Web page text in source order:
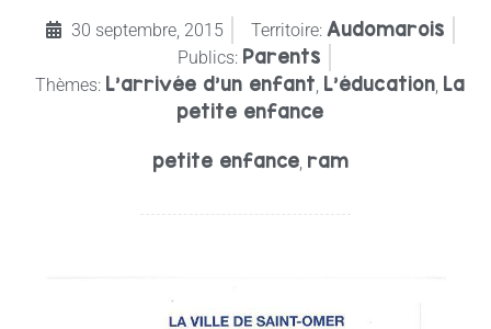
30 septembre, 2015 Territoire: Audomarois
Publics: Parents
Thèmes: L'arrivée d'un enfant L'éducation La
petite enfance
petite enfance, ram